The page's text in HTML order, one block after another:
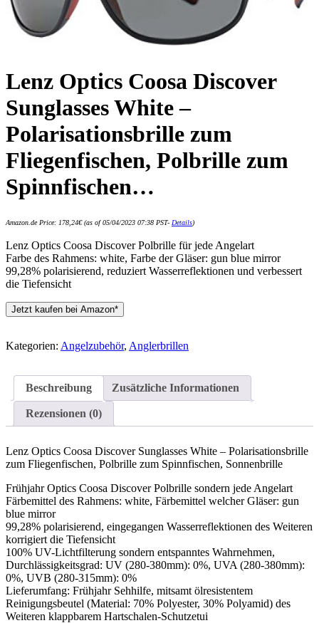
Lenz Optics Coosa Discover
Sunglasses White –
Polarisationsbrille zum
Fliegenfischen, Polbrille zum
Spinnfischen…
Amazon.de Price: 178,24€(as of 05/04/2023 07:38 PST- Details)
Lenz Optics Coosa Discover Polbrille für jede Angelart
Farbe des Rahmens: white, Farbe der Gläser: gun blue mirror
99,28% polarisierend, reduziert Wasserreflektionen und verbessert
die Tiefensicht
Jetzt kaufen bei Amazon*
Kategorien: Angelzubehör, Anglerbrillen
Beschreibung Zusätzliche Informationen
Rezensionen (0)
Lenz Optics Coosa Discover Sunglasses White – Polarisationsbrille
zum Fliegenfischen, Polbrille zum Spinnfischen, Sonnenbrille
Frühjahr Optics Coosa Discover Polbrille sondern jede Angelart
Färbemittel des Rahmens: white, Färbemittel welcher Gläser: gun
blue mirror
99,28% polarisierend, eingegangen Wasserreflektionen des Weiteren
korrigiert die Tiefensicht
100% UV-Lichtfilterung sondern entspanntes Wahrnehmen,
Durchlässigkeitsgrad: UV (280-380mm): 0%, UVA (280-380mm):
0%, UVB (280-315mm): 0%
Lieferumfang: Frühjahr Sehhilfe, mitsamt ölresistentem
Reinigungsbeutel (Material: 70% Polyester, 30% Polyamid) des
Weiteren klappbarem Hartschalen-Schutzetui